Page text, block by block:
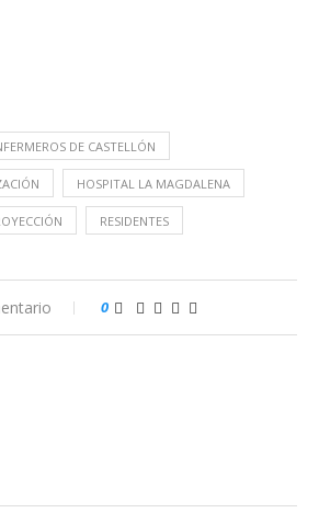
DE CASTELLÓN
HOSPITAL LA MAGDALENA
RESIDENTES
0